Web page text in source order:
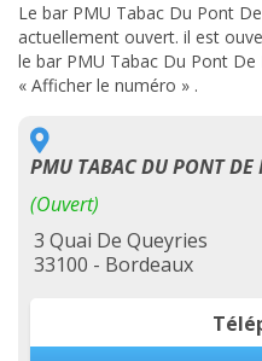
Le bar PMU Tabac Du Pont
actuellement ouvert. il est
le bar PMU Tabac Du Pont
« Afficher le numéro » .
PMU TABAC DU PONT DE
(Ouvert)
3 Quai De Queyries
33100 - Bordeaux